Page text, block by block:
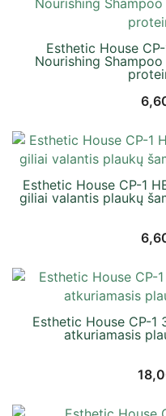
Esthetic House
Nourishing
Esthetic House CP-1
giliai valantis plaukų
Esthetic House CP-1
atkuriamasis